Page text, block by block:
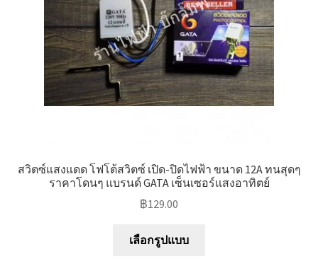
สวิตซ์แสงแดด โฟโต้สวิตซ์ เปิด-ปิดไฟฟ้า ขนาด 12A ทนสุดๆ
ราคาโดนๆ แบรนด์ GATA เซ็นเซอร์แสงอาทิตย์
฿129.00
เลือกรูปแบบ